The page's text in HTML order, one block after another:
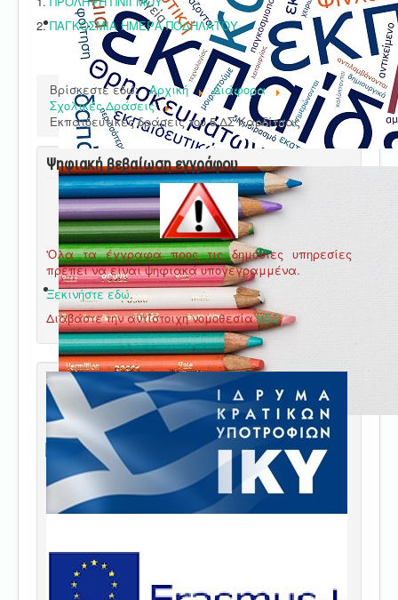
2.ΠΑΓΚΟΣΜΙΑ ΗΜΕΡΑ ΠΟΔΗΛΑΤΟΥ
Βρίσκεστε εδώ: Αρχική
Διάφορα
Σχολικές Δράσεις
Εκπαιδευτικές δράσεις του 5 ΔΣ Καρδίτσας
Ψηφιακή βεβαίωση εγγράφου
'Ολα τα έγγραφα προς τις δημόσιες υπηρεσίες
πρέπει να είναι ψηφιακά υπογεγραμμένα.
Ξεκινήστε εδώ.
Διαβάστε την αντίστοιχη νομοθεσίαεδώ.